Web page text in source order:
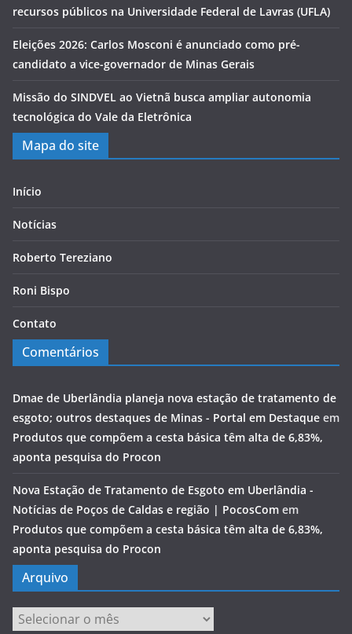
recursos públicos na Universidade Federal de Lavras (UFLA)
Eleições 2026: Carlos Mosconi é anunciado como pré-
candidato a vice-governador de Minas Gerais
Missão do SINDVEL ao Vietnã busca ampliar autonomia
tecnológica do Vale da Eletrônica
Mapa do site
Início
Notícias
Roberto Tereziano
Roni Bispo
Contato
Comentários
Dmae de Uberlândia planeja nova estação de tratamento de
esgoto; outros destaques de Minas - Portal em Destaque em
Produtos que compõem a cesta básica têm alta de 6,83%,
aponta pesquisa do Procon
Nova Estação de Tratamento de Esgoto em Uberlândia -
Notícias de Poços de Caldas e região | PocosCom em
Produtos que compõem a cesta básica têm alta de 6,83%,
aponta pesquisa do Procon
Arquivo
Arquivo